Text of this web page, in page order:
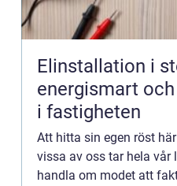
Elinstallation i
energismart
i fastigheten
Att hitta sin egen röst
vissa av oss tar hela vår
handla om modet att